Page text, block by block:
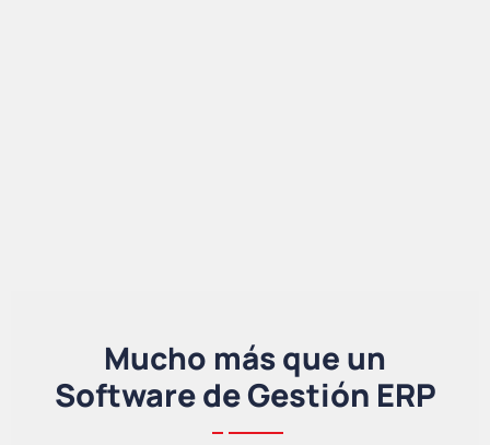
Mucho más que un
Software de Gestión ERP